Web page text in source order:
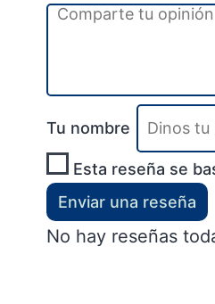
Tu nombre
Esta reseña se
Enviar una reseña
No hay reseñas